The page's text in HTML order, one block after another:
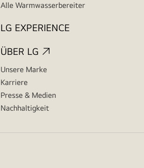
Alle Warmwasserbereiter
LG EXPERIENCE
ÜBER LG
Unsere Marke
Karriere
Presse & Medien
Nachhaltigkeit